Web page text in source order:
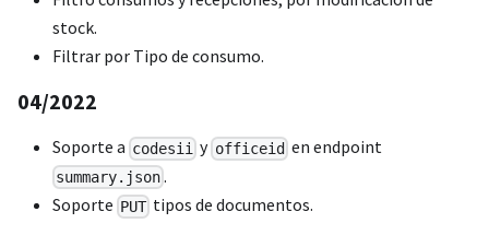
stock.
Filtrar por Tipo de consumo.
04/2022
Soporte a codesii y officeid en endpoint
summary.json .
Soporte PUT tipos de documentos.